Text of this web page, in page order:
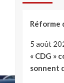
Réforme
5 août
« CDG »
sonnent